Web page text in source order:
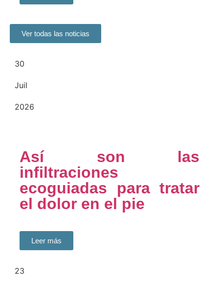
Ver todas las noticias
30
Juil
2026
Así son las
infiltraciones
ecoguiadas para tratar
el dolor en el pie
Leer más
23